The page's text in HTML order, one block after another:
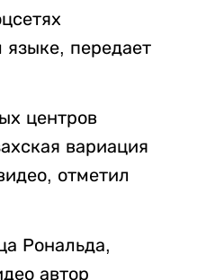
языке, передает
центров
вариация
отметил
Рональда,
автор